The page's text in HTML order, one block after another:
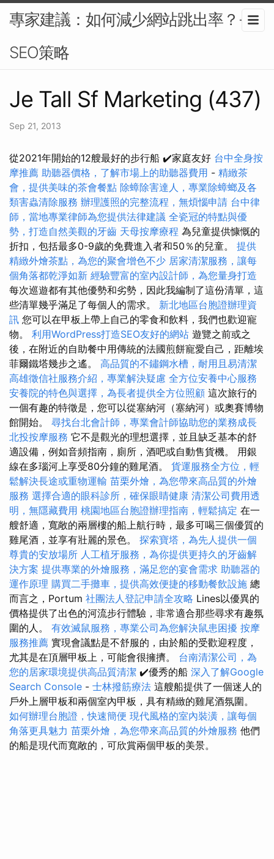
專家建議：如何減少網站跳出率？-
SEO策略
Je Tall Sf Marketing (437)
Sep 21, 2013
從2021年開始的12艘最好的步行船 ✔️家庭友好 台中全身按
摩推薦 助聽器價格，了解市場上的助聽器費用 - 精緻茶
會，提供美味的茶會餐點 除蟑除害達人，專業除蟑螂及各
類害蟲清除服務 辦理護照的完整流程，無煩惱申請 台中律
師，當地專業律師為您提供法律建議 全瓷冠的特點與優
勢，打造自然美觀的牙齒 天母按摩療程 為兒童提供慷慨的
折扣，包括最多0-9歲的免費進入者和50％的兒童。 提供
精緻外燴茶點，為您的聚會增色不少 居家清潔服務，讓每
個角落都乾淨如新 經驗豐富的室內設計師，為您量身打造
每次巡遊都有其他優勢和劣勢，因此我編制了這份清單，這
些清單幾乎滿足了每個人的需求。 新北地區台胞證辦理資
訊 您可以在甲板上帶上自己的零食和飲料，我們也歡迎寵
物。 利用WordPress打造SEO友好的網站 遊覽之前或之
後，在附近的自助餐中用傳統的法國煎餅寵愛自己，距離埃
菲爾鐵塔幾步​​之遙。 高品質的不鏽鋼水槽，耐用且易清潔
高雄徵信社服務介紹，專業解決疑慮 全方位安養中心服務
安養院的特色與選擇，為長者提供全方位照顧 這次旅行的
一個有趣的特徵是，您可以從塞納河（塞納河）或奧賽博物
館開始。 尋找台北會計師，專業會計師協助您的業務成長
北投按摩服務 它不是觀光的理想選擇，並且缺乏基本的舒
適設備，例如音頻指南，廁所，酒吧或自動售貨機。 用銀
線在多瑙河上享受80分鐘的雞​​尾酒。 貨運服務全方位，輕
鬆解決長途或重物運輸 苗栗外燴，為您帶來高品質的外燴
服務 選擇合適的眼科診所，確保眼睛健康 清潔公司費用透
明，無隱藏費用 桃園地區台胞證辦理指南，輕鬆搞定 在一
艘舒適，寬敞的兩層樓的船上航行時，最多可喝三個優質的
雞尾酒，並享有壯麗的景色。 探索寶塔，為先人提供一個
尊貴的安放場所 人工植牙服務，為你提供更持久的牙齒解
決方案 提供專業的外燴服務，滿足您的宴會需求 助聽器的
運作原理 購買二手攤車，提供高效便捷的移動餐飲設施 總
而言之，Portum 社團法人登記申請全攻略 Lines以優異的
價格提供了出色的河流步行體驗，非常適合那些尋求有趣氛
圍的人。 有效滅鼠服務，專業公司為您解決鼠患困擾 按摩
服務推薦 實現會議點是不舒服的，由於船的受歡迎程度，
尤其是在頂層甲板上，可能會很擁擠。 台南清潔公司，為
您的居家環境提供高品質清潔 ✔️優秀的船 深入了解Google
Search Console - 士林撥筋療法 這艘船提供了一個迷人的
戶外上層甲板和兩個室內甲板，具有精緻的雞尾酒氛圍。
如何辦理台胞證，快速簡便 現代風格的室內裝潢，讓每個
角落更具魅力 苗栗外燴，為您帶來高品質的外燴服務 他們
的船是現代而寬敞的，可欣賞兩個甲板的美景。